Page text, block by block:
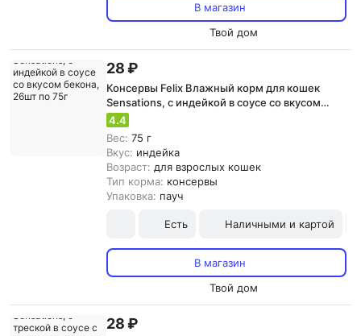
В магазин
Твой дом
28 ₽
Консервы Felix Влажный корм для кошек
Sensations, с индейкой в соусе со вкусом
бекона, 26шт по 75г
4.4
Вес: 75 г
Вкус: индейка
Возраст: для взрослых кошек
Тип корма: консервы
Упаковка: пауч
Есть Наличными и картой
В магазин
Твой дом
28 ₽